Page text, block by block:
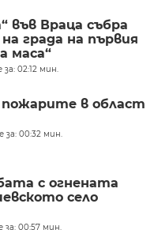
във Враца събра
града на първия
маса“
02:12 мин.
пожарите в област
за: 00:32 мин.
с огнената
село
за: 00:57 мин.